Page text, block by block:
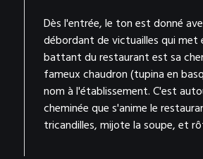
Dès l'entrée, le ton est donné
débordant de victuailles qui
battant du restaurant est sa
fameux chaudron (tupina en
nom à l'établissement. C'est
cheminée que s'anime le
tricandilles, mijote la soupe, et